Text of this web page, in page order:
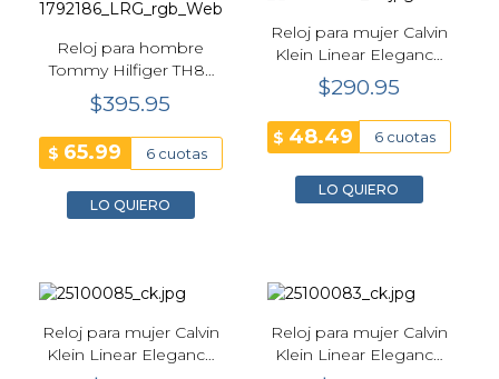
Reloj para hombre
Tommy Hilfiger TH85
Chronograph 1792186 |
Gris
$395.95
$ 65.99 6 cuotas
LO QUIERO
Reloj para mujer Calvin
Klein Linear Elegance
25100076 | Plateado
$290.95
$ 48.49 6 cuotas
LO QUIERO
Reloj para mujer Calvin
Klein Linear Elegance
Reloj para mujer Calvin
Klein Linear Elegance